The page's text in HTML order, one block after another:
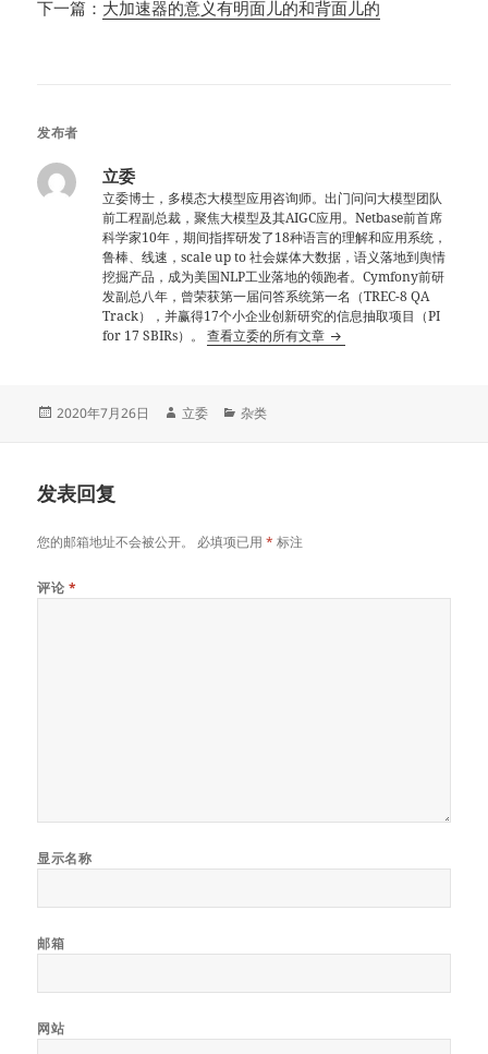
下一篇： 大加速器的意义有明面儿的和背面儿的
发布者
立委
立委博士，多模态大模型应用咨询师。出门问问大模型团队
前工程副总裁，聚焦大模型及其AIGC应用。Netbase前首席
科学家10年，期间指挥研发了18种语言的理解和应用系统，
鲁棒、线速，scale up to 社会媒体大数据，语义落地到舆情
挖掘产品，成为美国NLP工业落地的领跑者。Cymfony前研
发副总八年，曾荣获第一届问答系统第一名（TREC-8 QA
Track），并赢得17个小企业创新研究的信息抽取项目（PI
for 17 SBIRs）。查看立委的所有文章
发
2020年7月26日
作
立委
分
杂类
发表回复
您的邮箱地址不会被公开。 必填项已用* 标注
评论 *
显示名称
邮箱
网站